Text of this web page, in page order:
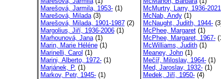
Marešová, Jarmila, 1953-(1)
Marešová, Milada(3)
Marešová, Milada, 1901-1987(2)
Margolius, Jiří, 1936-2006(1)
Marhounová, Jana(1)
Marin, Marie Héléne(1)
Marinelli, Carol (1)
Marini, Alberto, 1972-(1)
Marjánek, P. (1)
Markov, Petr, 1945-(1)
McMurtry, Larry, 1936-2021
McNab, Andy(1)
McNaught, Judith, 1944-
McPhee, Margaret(1)
McPhee, Margaret, 1967-
McWilliams, Judith(1)
Meaney, John(1)
Mečíř, Miloslav, 1964-(1)
Med, Jaroslav, 1932-(1)
Medek, Jiří, 1950-(4)